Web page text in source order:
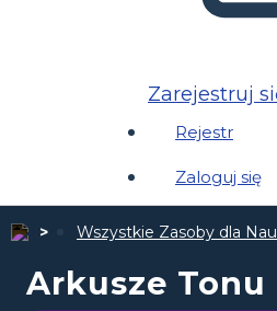
Zarejestruj
Rejestr
Zaloguj się
Wszystkie Zasoby dla
Arkusze